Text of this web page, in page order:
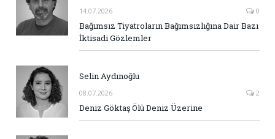
14.07.2026 0
Bağımsız Tiyatroların Bağımsızlığına Dair Bazı
İktisadi Gözlemler
Selin Aydınoğlu
08.07.2026 2
Deniz Göktaş Ölü Deniz Üzerine